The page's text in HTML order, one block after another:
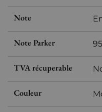
Note
Note Parker
TVA récuperable
Couleur